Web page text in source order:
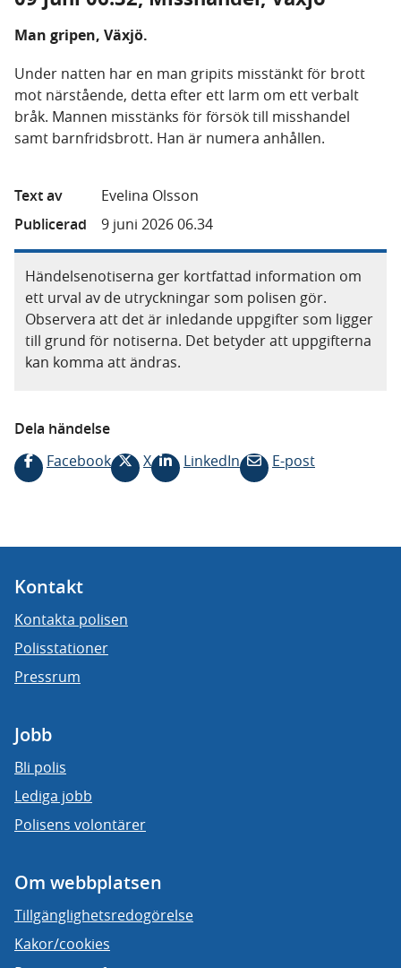
Man gripen, Växjö.
Under natten har en man gripits misstänkt för brott
mot närstående, detta efter ett larm om ett verbalt
bråk. Mannen misstänks för försök till misshandel
samt barnfridsbrott. Han är numera anhållen.
Text av
Evelina Olsson
Publicerad
9 juni 2026 06.34
Händelsenotiserna ger kortfattad information om
ett urval av de utryckningar som polisen gör.
Observera att det är inledande uppgifter som ligger
till grund för notiserna. Det betyder att uppgifterna
kan komma att ändras.
Dela händelse
Facebook
X LinkedIn E-post
Kontakt
Kontakta polisen
Polisstationer
Pressrum
Jobb
Bli polis
Lediga jobb
Polisens volontärer
Om webbplatsen
Tillgänglighetsredogörelse
Kakor/cookies